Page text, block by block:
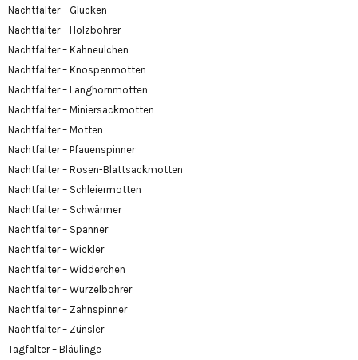
Nachtfalter – Glucken
Nachtfalter – Holzbohrer
Nachtfalter – Kahneulchen
Nachtfalter – Knospenmotten
Nachtfalter – Langhornmotten
Nachtfalter – Miniersackmotten
Nachtfalter – Motten
Nachtfalter – Pfauenspinner
Nachtfalter – Rosen-Blattsackmotten
Nachtfalter – Schleiermotten
Nachtfalter – Schwärmer
Nachtfalter – Spanner
Nachtfalter – Wickler
Nachtfalter – Widderchen
Nachtfalter – Wurzelbohrer
Nachtfalter – Zahnspinner
Nachtfalter – Zünsler
Tagfalter – Bläulinge